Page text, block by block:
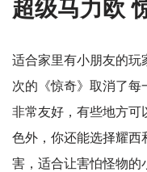
超级马力欧
适合家里有小朋友的玩
次的《惊奇》取消了
非常友好，有些地方可
色外，你还能选择耀西
害，适合让害怕怪物的